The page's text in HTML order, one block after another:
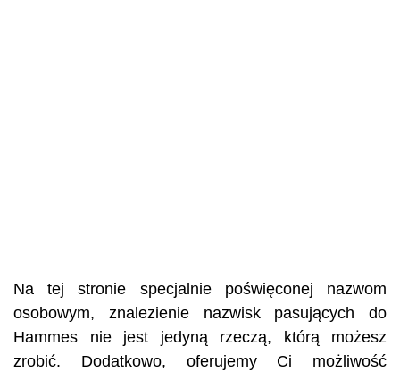
Na tej stronie specjalnie poświęconej nazwom
osobowym, znalezienie nazwisk pasujących do
Hammes nie jest jedyną rzeczą, którą możesz
zrobić. Dodatkowo, oferujemy Ci możliwość